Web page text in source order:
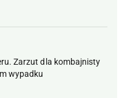
Zarzut dla kombajnisty
wypadku